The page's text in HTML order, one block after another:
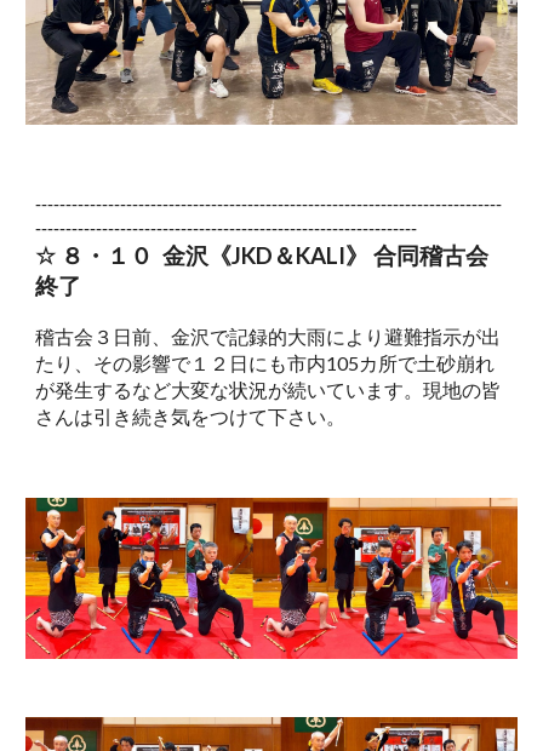
-----------------------------------------------------------------------------
---------------------------------------------------------------
☆ ８・ １０ 金沢 《JKD＆KALI》 合同稽古会
終了
稽古会３日前、金沢で記録的大雨により避難指示が出
たり、その影響で１２日にも市内105カ所で土砂崩れ
が発生するなど大変な状況が続いています。現地の皆
さんは引き続き気をつけて下さい。